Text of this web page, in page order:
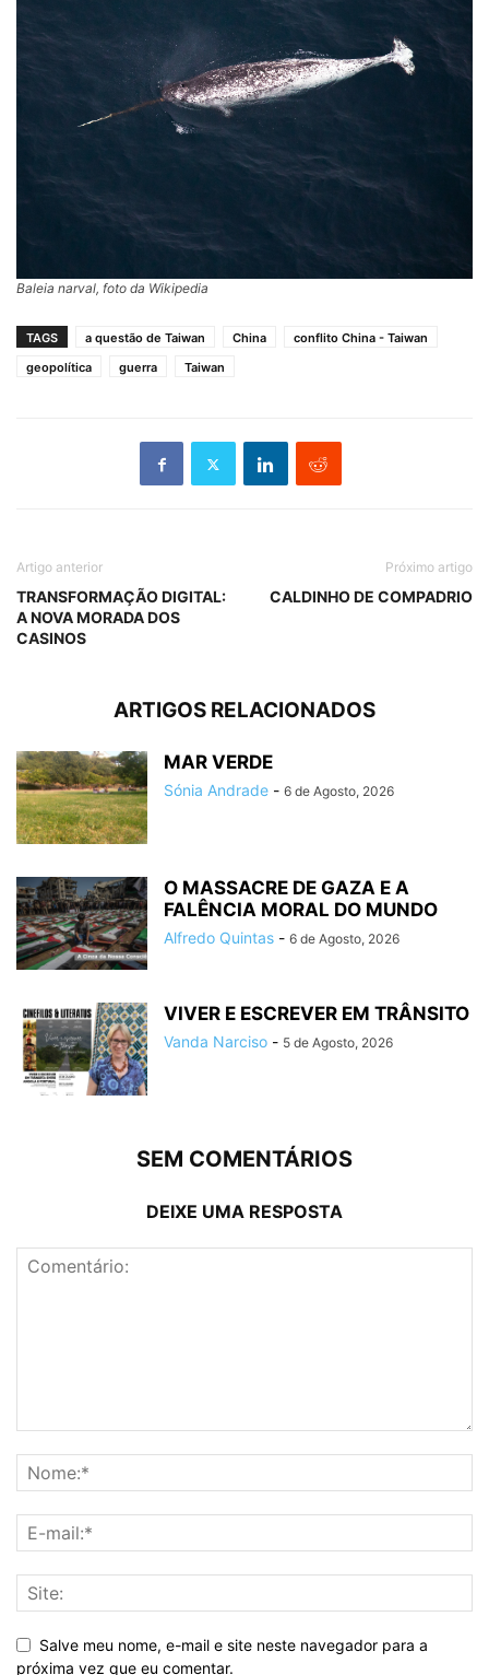
Baleia narval, foto da Wikipedia
TAGS a questão de Taiwan China
conflito China - Taiwan
geopolítica
guerra Taiwan
Artigo anterior
TRANSFORMAÇÃO DIGITAL:
A NOVA MORADA DOS
CASINOS
Próximo artigo
CALDINHO DE COMPADRIO
ARTIGOS RELACIONADOS
MAR VERDE
Sónia Andrade - 6 de Agosto, 2026
O MASSACRE DE GAZA E A
FALÊNCIA MORAL DO MUNDO
Alfredo Quintas - 6 de Agosto, 2026
VIVER E ESCREVER EM TRÂNSITO
Vanda Narciso - 5 de Agosto, 2026
SEM COMENTÁRIOS
DEIXE UMA RESPOSTA
Salve meu nome, e-mail e site neste navegador para a
próxima vez que eu comentar.